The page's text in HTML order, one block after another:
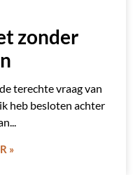
zonder
de terechte vraag van
heb besloten achter
»